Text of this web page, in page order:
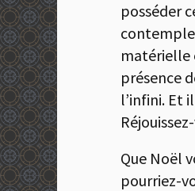
posséder
matérielle
présence
l’infini. Et
Que Noël
pourriez-